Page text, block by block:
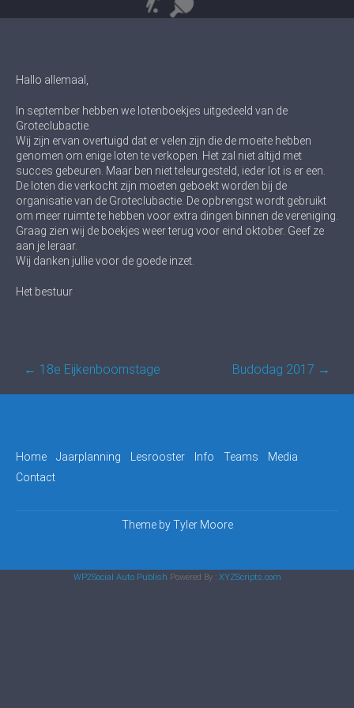
Hallo allemaal,
In september hebben we lotenboekjes uitgedeeld van de
Groteclubactie.
Wij zijn ervan overtuigd dat er velen zijn die de moeite hebben
genomen om enige loten te verkopen. Het zal niet altijd met
succes gebeuren. Maar ben niet teleurgesteld, ieder lot is er een.
De loten die verkocht zijn moeten geboekt worden bij de
organisatie van de Groteclubactie. De opbrengst wordt gebruikt
om meer ruimte te hebben voor extra dingen binnen de vereniging.
Graag zien wij de boekjes weer terug voor eind oktober. Geef ze
aan je leraar.
Wij danken jullie voor de goede inzet.
Het bestuur
Post
← 18e Eijkenboomstage Budodag 2017 →
Home Jaarplanning Lesrooster Info Teams
Media
Contact
Theme byTyler Moore
WP2Social Auto Publish Powered By : XYZScripts.com